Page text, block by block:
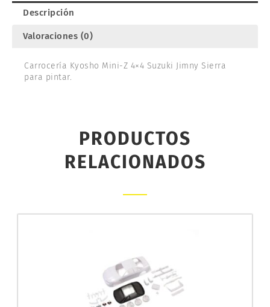
4x4.
KYOSHO
MXN03
Descripción
Valoraciones (0)
Carrocería Kyosho Mini-Z 4×4 Suzuki Jimny Sierra
para pintar.
PRODUCTOS
RELACIONADOS